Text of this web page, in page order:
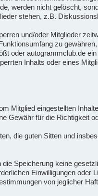
werden nicht gelöscht,
stehen, z.B.
und/oder Mitglieder
zu
oder autogrammclub.de
Inhalts oder eines
Mitglied eingestellten
Gewähr für die Richtigkeit
die guten Sitten und
Speicherung keine
Einwilligungen oder
von jeglicher